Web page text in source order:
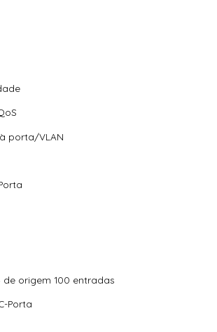
porta/VLAN
de origem 100 entradas
Porta